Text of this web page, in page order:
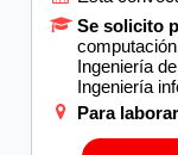
Se solicito
Ingeniería
Ingeniería
Para